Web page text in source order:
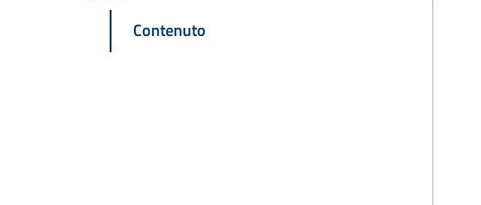
Contenuto